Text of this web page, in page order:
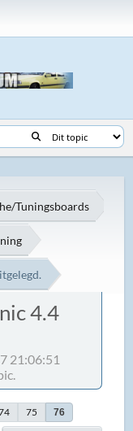
Tuningsboards
4.4
21:06:51
75 76